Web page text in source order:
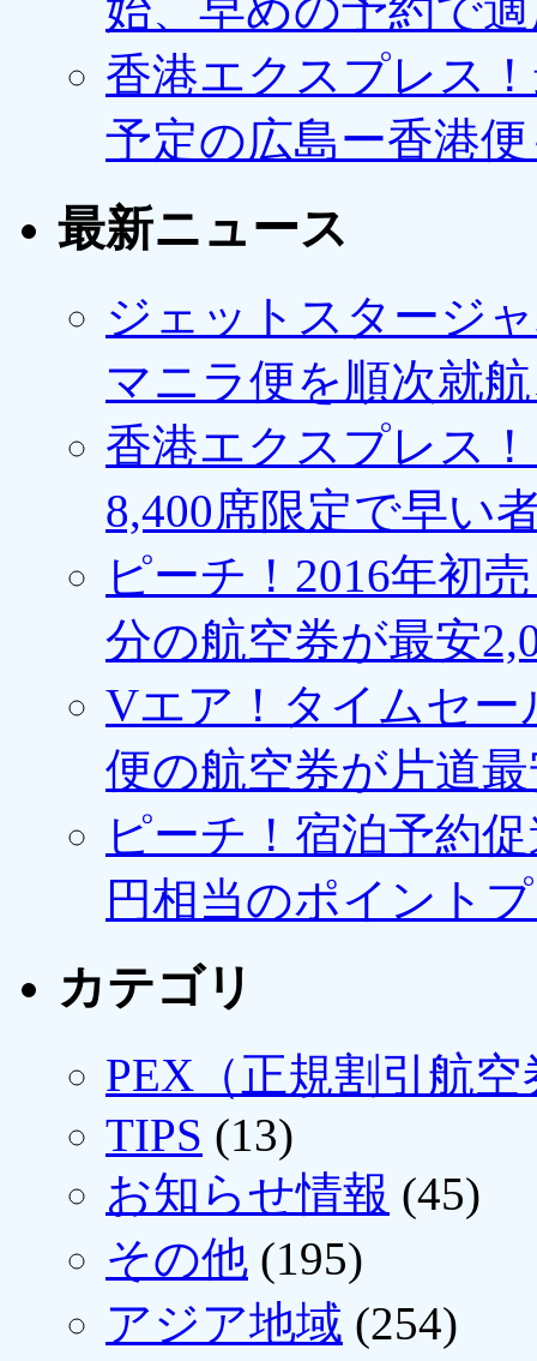
始、早めの予約で
香港エクスプレス
予定の広島ー香港
最新ニュース
ジェットスタージ
マニラ便を順次就
香港エクスプレス
8,400席限定で早い
ピーチ！2016年初
分の航空券が最安
Vエア！タイムセー
便の航空券が片道最
ピーチ！宿泊予約
円相当のポイント
カテゴリ
PEX（正規割引航空
TIPS (13)
お知らせ情報 (45)
その他 (195)
アジア地域 (254)